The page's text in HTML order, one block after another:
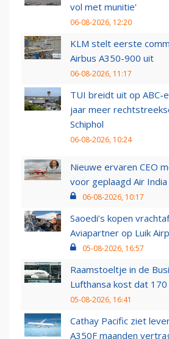
vol met munitie'
06-08-2026, 12:20
KLM stelt eerste
Airbus A350-900 uit
06-08-2026, 11:17
TUI breidt uit op ABC-
jaar meer
Schiphol
06-08-2026, 10:24
Nieuwe ervaren CEO
voor geplaagd Air India
06-08-2026, 10:17
Saoedi’s kopen
Aviapartner op Luik
05-08-2026, 16:57
Raamstoeltje in de
Lufthansa kost dat
05-08-2026, 16:41
Cathay Pacific ziet
A350F maanden